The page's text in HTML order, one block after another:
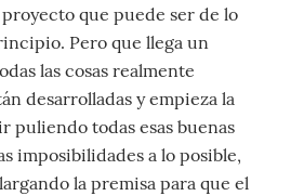
que puede ser de lo
Pero que llega un
las cosas realmente
desarrolladas y empieza la
puliendo todas esas buenas
imposibilidades a lo posible,
la premisa para que el